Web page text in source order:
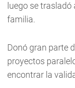
luego se
familia.
Donó gran parte
proyectos
encontrar la